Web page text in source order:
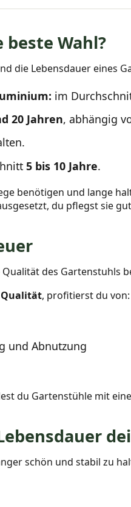
Wahl?
die Lebensdauer eines
im
20 Jahren, abhängig
5 bis 10 Jahre.
benötigen und lange
du pflegst sie
des Gartenstuhls
, profitierst du von:
und Abnutzung
du Gartenstühle mit
schön und stabil zu